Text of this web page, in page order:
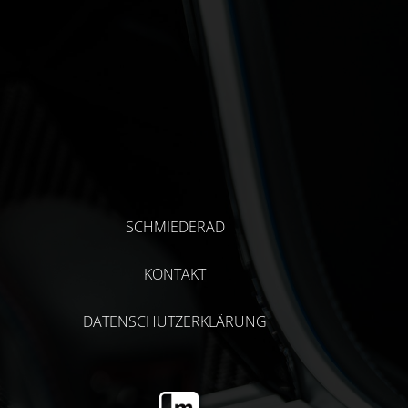
SCHMIEDERAD
KONTAKT
DATENSCHUTZERKLÄRUNG